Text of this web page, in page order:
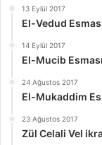
13 Eylül 2017
El-Vedud
14 Eylül 2017
El-Mucib
24 Ağustos 2017
El-Mukaddim
23 Ağustos 2017
Zül Celali Vel